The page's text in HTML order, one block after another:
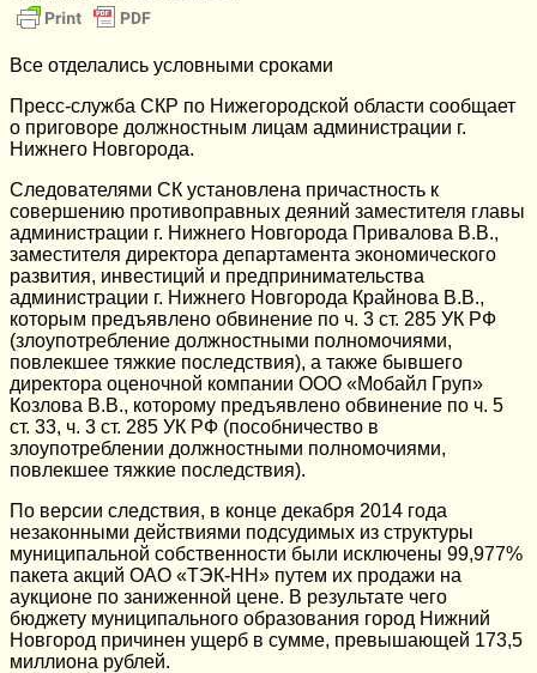
Все отделались условными сроками
Пресс-служба СКР по Нижегородской области сообщает
о приговоре должностным лицам администрации г.
Нижнего Новгорода.
Следователями СК установлена причастность к
совершению противоправных деяний заместителя главы
администрации г. Нижнего Новгорода Привалова В.В.,
заместителя директора департамента экономического
развития, инвестиций и предпринимательства
администрации г. Нижнего Новгорода Крайнова В.В.,
которым предъявлено обвинение по ч. 3 ст. 285 УК РФ
(злоупотребление должностными полномочиями,
повлекшее тяжкие последствия), а также бывшего
директора оценочной компании ООО «Мобайл Груп»
Козлова В.В., которому предъявлено обвинение по ч. 5
ст. 33, ч. 3 ст. 285 УК РФ (пособничество в
злоупотреблении должностными полномочиями,
повлекшее тяжкие последствия).
По версии следствия, в конце декабря 2014 года
незаконными действиями подсудимых из структуры
муниципальной собственности были исключены 99,977%
пакета акций ОАО «ТЭК-НН» путем их продажи на
аукционе по заниженной цене. В результате чего
бюджету муниципального образования город Нижний
Новгород причинен ущерб в сумме, превышающей 173,5
миллиона рублей.